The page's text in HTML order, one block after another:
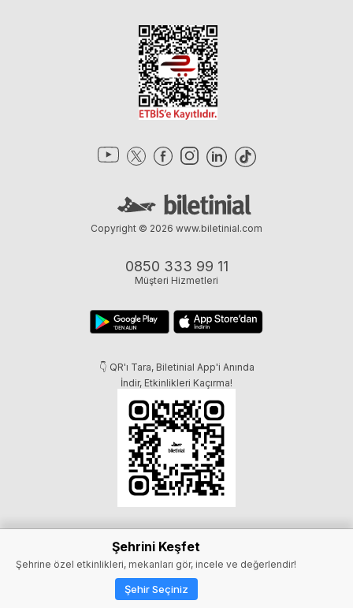
Şehrini Keşfet
Şehrine özel etkinlikleri, mekanları gör, incele ve değerlendir!
Şehir Seçiniz
0850 333 99 11
Müşteri Hizmetleri
👇 QR'ı Tara, Biletinial App'i Anında
İndir, Etkinlikleri Kaçırma!
Copyright © 2026 www.biletinial.com